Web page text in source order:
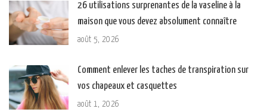
26 utilisations surprenantes de la vaseline à la
maison que vous devez absolument connaître
août 5, 2026
Comment enlever les taches de transpiration sur
vos chapeaux et casquettes
août 1, 2026